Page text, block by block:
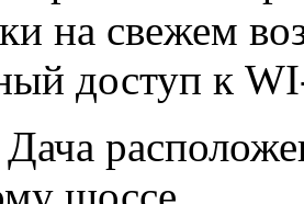
на свежем
доступ к